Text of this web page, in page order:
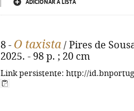
ADICIONAR À LISTA
8 - O taxista / Pires de
2025. - 98 p. ; 20 cm
Link persistente: http://